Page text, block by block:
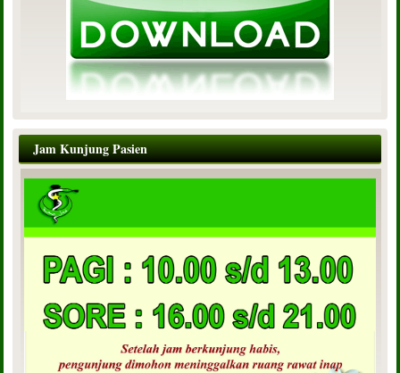
Jam Kunjung Pasien